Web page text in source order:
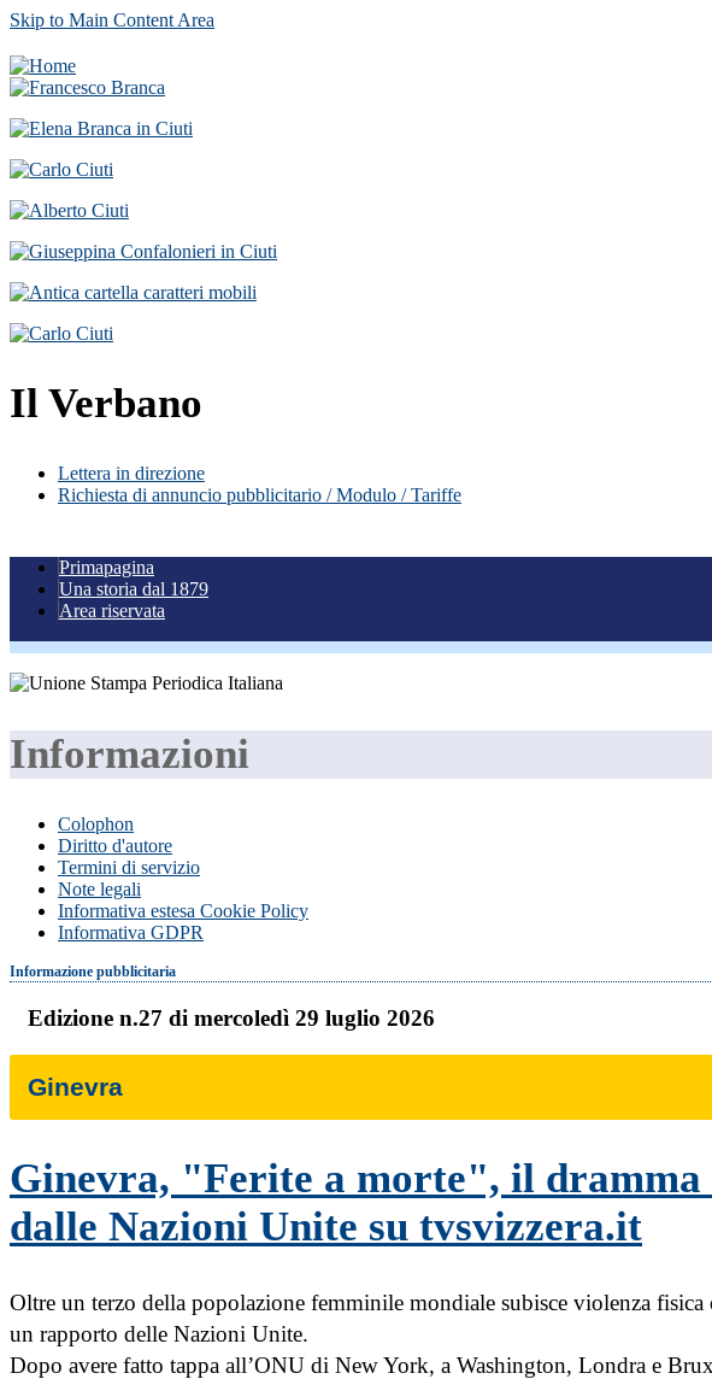
Skip to Main Content Area
Il Verbano
Lettera in direzione
Richiesta di annuncio pubblicitario / Modulo / Tariffe
Primapagina
Una storia dal 1879
Area riservata
Informazioni
Colophon
Diritto d'autore
Termini di servizio
Note legali
Informativa estesa Cookie Policy
Informativa GDPR
Informazione pubblicitaria
Edizione n.27 di mercoledì 29 luglio 2026
Ginevra
Ginevra, "Ferite a morte", il
dalle Nazioni Unite su tvsvizzera.it
Oltre un terzo della popolazione femminile mondiale subisce violenza
un rapporto delle Nazioni Unite.
Dopo avere fatto tappa all’ONU di New York, a Washington, Londra e